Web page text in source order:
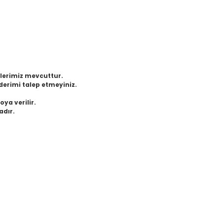
mevcuttur.
talep etmeyiniz.
verilir.